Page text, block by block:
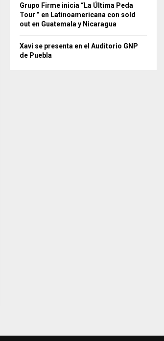
Grupo Firme inicia “La Última Peda
Tour ” en Latinoamericana con sold
out en Guatemala y Nicaragua
Xavi se presenta en el Auditorio GNP
de Puebla